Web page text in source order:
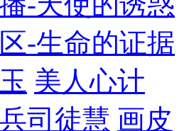
-生命的证据
美人心计
司徒慧 画皮